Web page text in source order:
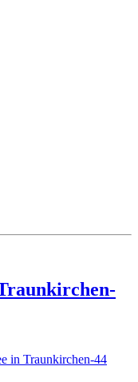
in Traunkirchen-44